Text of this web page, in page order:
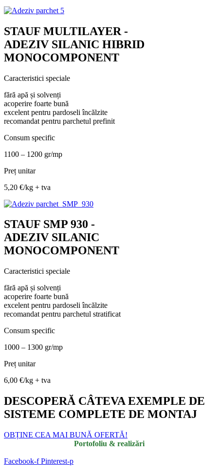
STAUF MULTILAYER -
ADEZIV SILANIC HIBRID
MONOCOMPONENT
Caracteristici speciale
fără apă și solvenți
acoperire foarte bună
excelent pentru pardoseli încălzite
recomandat pentru parchetul prefinit
Consum specific
1100 – 1200 gr/mp
Preț unitar
5,20 €/kg + tva
STAUF SMP 930 -
ADEZIV SILANIC
MONOCOMPONENT
Caracteristici speciale
fără apă și solvenți
acoperire foarte bună
excelent pentru pardoseli încălzite
recomandat pentru parchetul stratificat
Consum specific
1000 – 1300 gr/mp
Preț unitar
6,00 €/kg + tva
DESCOPERĂ CÂTEVA EXEMPLE DE
SISTEME COMPLETE DE MONTAJ
OBȚINE CEA MAI BUNĂ OFERTĂ!
Portofoliu & realizări
Facebook-f Pinterest-p